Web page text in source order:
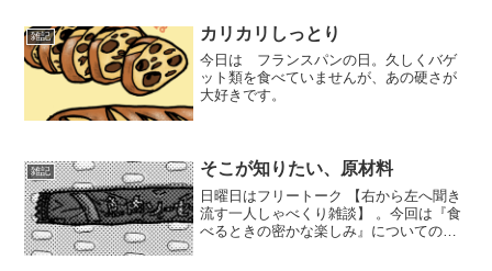
目まぐるしく世の中が...
雑記 カリカリしっとり
今日は フランスパンの日。久しくバゲ
ット類を食べていませんが、あの硬さが
大好きです。
雑記 そこが知りたい、原材料
日曜日はフリートーク 【右から左へ聞き
流す一人しゃべくり雑談】 。今回は『食
べるときの密かな楽しみ』についてのお